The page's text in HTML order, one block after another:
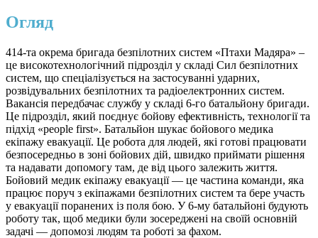
Огляд
414-та окрема бригада безпілотних систем «Птахи Мадяра» –
це високотехнологічний підрозділ у складі Сил безпілотних
систем, що спеціалізується на застосуванні ударних,
розвідувальних безпілотних та радіоелектронних систем.
Вакансія передбачає службу у складі 6-го батальйону бригади.
Це підрозділ, який поєднує бойову ефективність, технології та
підхід «people first». Батальйон шукає бойового медика
екіпажу евакуації. Це робота для людей, які готові працювати
безпосередньо в зоні бойових дій, швидко приймати рішення
та надавати допомогу там, де від цього залежить життя.
Бойовий медик екіпажу евакуації — це частина команди, яка
працює поруч з екіпажами безпілотних систем та бере участь
у евакуації поранених із поля бою. У 6-му батальйоні будують
роботу так, щоб медики були зосереджені на своїй основній
задачі — допомозі людям та роботі за фахом.